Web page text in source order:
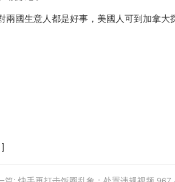
兩國生意人都是好事，美國人可到加拿大